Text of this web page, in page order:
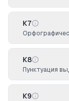
К7
К8
Пунктуация
К9